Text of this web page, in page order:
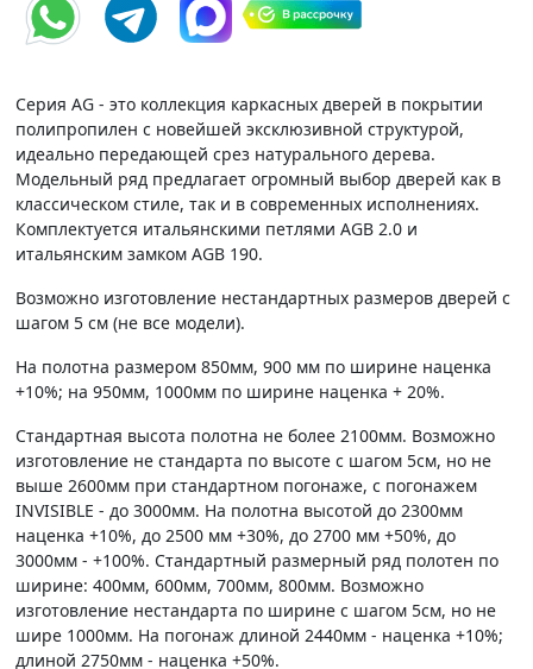
Серия AG - это коллекция каркасных дверей в покрытии
полипропилен с новейшей эксклюзивной структурой,
идеально передающей срез натурального дерева.
Модельный ряд предлагает огромный выбор дверей как в
классическом стиле, так и в современных исполнениях.
Комплектуется итальянскими петлями AGB 2.0 и
итальянским замком AGB 190.
Возможно изготовление нестандартных размеров дверей с
шагом 5 см (не все модели).
На полотна размером 850мм, 900 мм по ширине наценка
+10%; на 950мм, 1000мм по ширине наценка + 20%.
Стандартная высота полотна не более 2100мм. Возможно
изготовление не стандарта по высоте с шагом 5см, но не
выше 2600мм при стандартном погонаже, с погонажем
INVISIBLE - до 3000мм. На полотна высотой до 2300мм
наценка +10%, до 2500 мм +30%, до 2700 мм +50%, до
3000мм - +100%. Стандартный размерный ряд полотен по
ширине: 400мм, 600мм, 700мм, 800мм. Возможно
изготовление нестандарта по ширине с шагом 5см, но не
шире 1000мм. На погонаж длиной 2440мм - наценка +10%;
длиной 2750мм - наценка +50%.